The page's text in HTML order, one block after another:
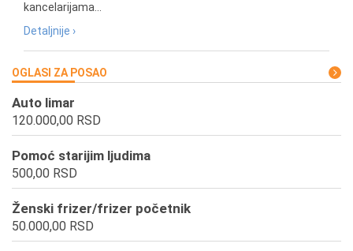
kancelarijama...
Detaljnije ›
OGLASI ZA POSAO
Auto limar
120.000,00 RSD
Pomoć starijim ljudima
500,00 RSD
Ženski frizer/frizer početnik
50.000,00 RSD